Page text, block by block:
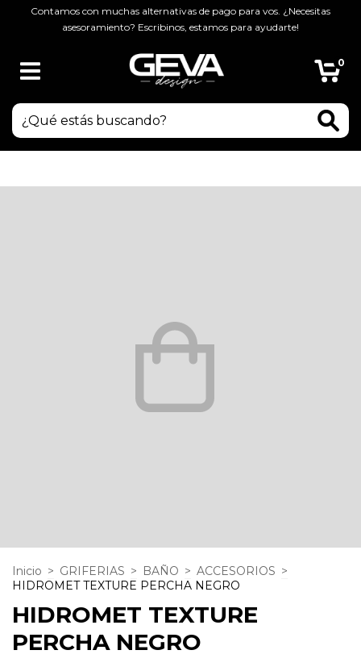
Contamos con muchas alternativas de pago para vos. ¿Necesitas
asesoramiento? Escribinos, estamos para ayudarte!
0
Inicio > GRIFERIAS > BAÑO > ACCESORIOS >
HIDROMET TEXTURE PERCHA NEGRO
HIDROMET TEXTURE
PERCHA NEGRO